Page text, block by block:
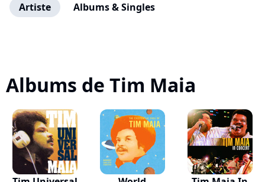
Artiste Albums & Singles
Albums de Tim Maia